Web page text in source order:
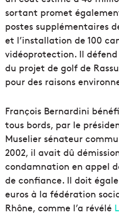
sortant promet
postes supplémentaires
et l’installation de 100
vidéoprotection. Il
du projet de golf de
pour des raisons
François Bernardini
tous bords, par le
Muselier sénateur
2002, il avait dû
condamnation en appel
de confiance. Il doit
euros à la fédération
Rhône, comme l’a révélé